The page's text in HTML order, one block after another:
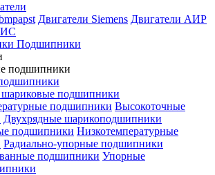
Двигатели Siemens Двигатели АИР
Подшипники
подшипники
подшипники Высокоточные
Двухрядные шарикоподшипники
подшипники Низкотемпературные
Радиально-упорные подшипники
подшипники Упорные